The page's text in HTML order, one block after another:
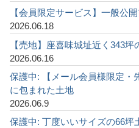
【会員限定サービス】一般公
2026.06.18
【売地】座喜味城址近く343坪
2026.06.16
保護中: 【メール会員様限定・
に包まれた土地
2026.06.9
保護中: 丁度いいサイズの66坪